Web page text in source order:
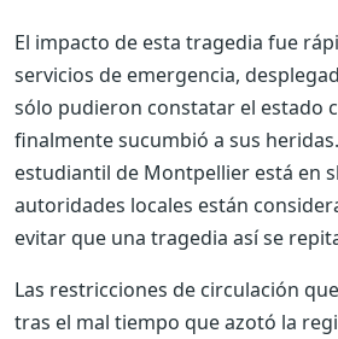
El impacto de esta tragedia fue
servicios de emergencia,
sólo pudieron constatar el estado
finalmente sucumbió a sus
estudiantil de Montpellier está en
autoridades locales están
evitar que una tragedia así se
Las restricciones de circulación
tras el mal tiempo que azotó la